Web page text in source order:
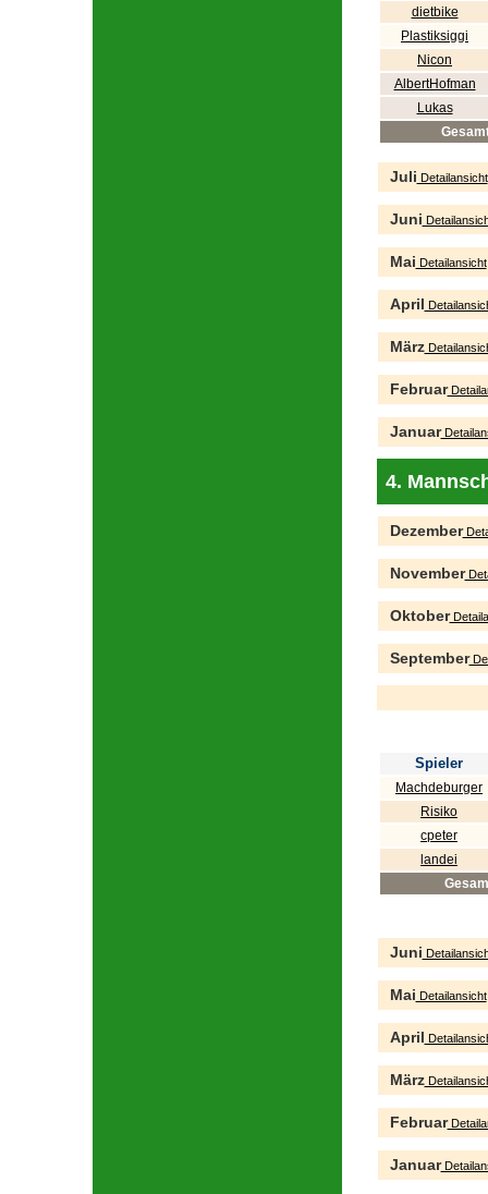
dietbike
Plastiksiggi
Nicon
AlbertHofman
Lukas
Juli Detailansicht
Juni
Mai Detailansicht
April
März
Februar
Januar
4.
Dezember
November
Oktober
September
Spieler
Machdeburger
Risiko
cpeter
landei
Juni
Mai Detailansicht
April
März
Februar
Januar